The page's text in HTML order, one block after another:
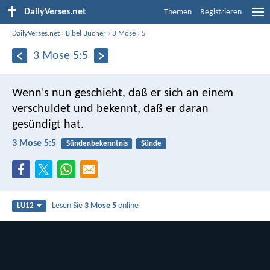
DailyVerses.net Themen Registrieren
DailyVerses.net › Bibel Bücher ›3 Mose ›5
3 Mose 5:5
Wenn's nun geschieht, daß er sich an einem
verschuldet und bekennt, daß er daran
gesündigt hat.
3 Mose 5:5 Sündenbekenntnis Sünde
LU12 Lesen Sie3 Mose 5 online